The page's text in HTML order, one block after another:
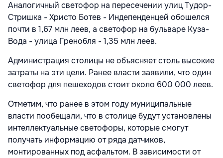
Аналогичный светофор на пересечении улиц Тудор-
Стришка - Христо Ботев - Индепенденцей обошелся
почти в 1,67 млн леев, а светофор на бульваре Куза-
Вода - улица Гренобля - 1,35 млн леев.
Администрация столицы не объясняет столь высокие
затраты на эти цели. Ранее власти заявили, что один
светофор для пешеходов стоит около 600 000 леев.
Отметим, что ранее в этом году муниципальные
власти пообещали, что в столице будут установлены
интеллектуальные светофоры, которые смогут
получать информацию от ряда датчиков,
монтированных под асфальтом. В зависимости от